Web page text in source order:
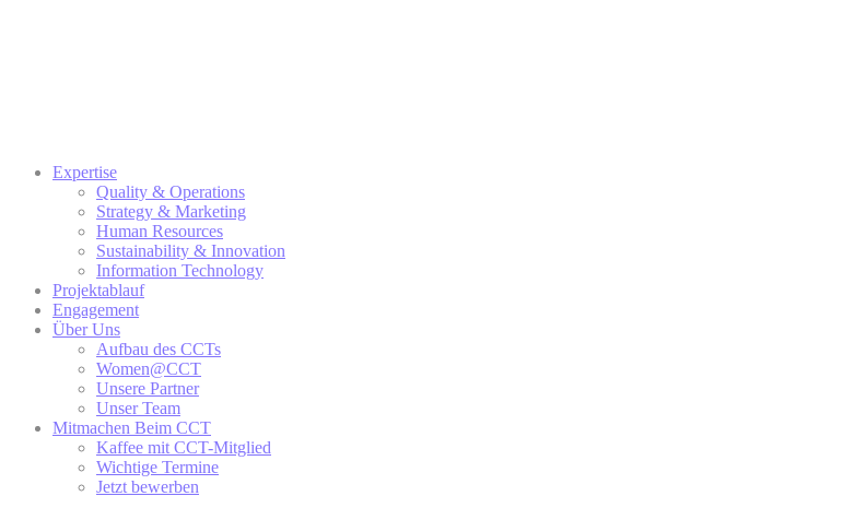
Expertise
Quality & Operations
Strategy & Marketing
Human Resources
Sustainability & Innovation
Information Technology
Projektablauf
Engagement
Über Uns
Aufbau des CCTs
Women@CCT
Unsere Partner
Unser Team
Mitmachen Beim CCT
Kaffee mit CCT-Mitglied
Wichtige Termine
Jetzt bewerben